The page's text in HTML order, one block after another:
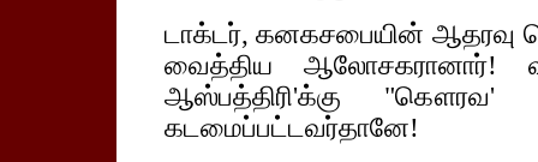
டாக்டர், கனகசபையின் ஆதரவு
வைத்திய ஆலோசகரானார்!
ஆஸ்பத்திரி'க்கு "கௌரவ'
கடமைப்பட்டவர்தானே!